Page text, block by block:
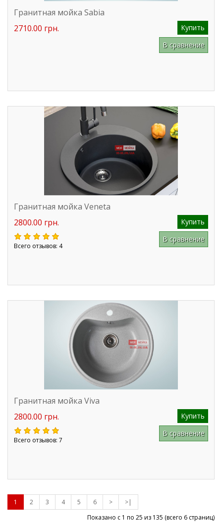
Гранитная мойка Sabia
2710.00 грн.
Купить
В сравнение
Гранитная мойка Veneta
2800.00 грн.
Купить
Всего отзывов: 4
В сравнение
Гранитная мойка Viva
2800.00 грн.
Купить
Всего отзывов: 7
В сравнение
1 2 3 4 5 6 >
>|
Показано с 1 по 25 из 135 (всего 6 страниц)